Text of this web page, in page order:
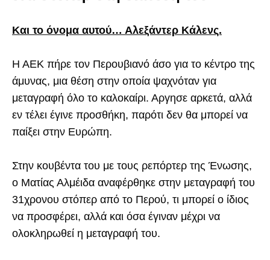
Και το όνομα αυτού… Αλεξάντερ Κάλενς.
Η ΑΕΚ πήρε τον Περουβιανό άσο για το κέντρο της
άμυνας, μια θέση στην οποία ψαχνόταν για
μεταγραφή όλο το καλοκαίρι. Αργησε αρκετά, αλλά
εν τέλει έγινε προσθήκη, παρότι δεν θα μπορεί να
παίξει στην Ευρώπη.
Στην κουβέντα του με τους ρεπόρτερ της Ένωσης,
ο Ματίας Αλμέιδα αναφέρθηκε στην μεταγραφή του
31χρονου στόπερ από το Περού, τι μπορεί ο ίδιος
να προσφέρει, αλλά και όσα έγιναν μέχρι να
ολοκληρωθεί η μεταγραφή του.